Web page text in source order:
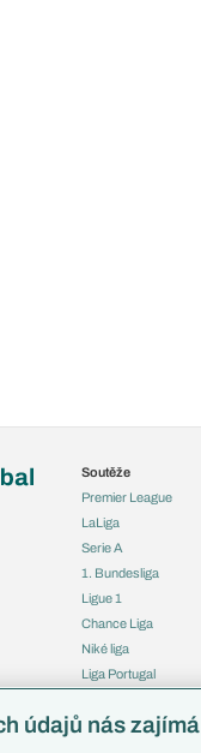
Soutěže
Premier League
LaLiga
Serie A
1. Bundesliga
Ligue 1
Chance Liga
Niké liga
Liga Portugal
Liga mistrů
údajů nás zajímá